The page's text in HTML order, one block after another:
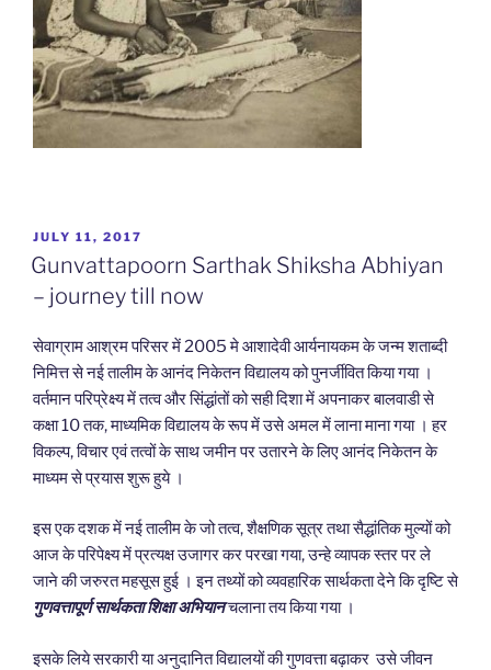
POSTED
ON
JULY 11, 2017
Gunvattapoorn Sarthak Shiksha Abhiyan
– journey till now
सेवाग्राम आश्रम परिसर में 2005 मे आशादेवी आर्यनायकम के जन्म शताब्दी
निमित्त से नई तालीम के आनंद निकेतन विद्यालय को पुनर्जीवित किया गया ।
वर्तमान परिप्रेक्ष्य में तत्व और सिंद्धांतों को सही दिशा में अपनाकर बालवाडी से
कक्षा 10 तक, माध्यमिक विद्यालय के रूप में उसे अमल में लाना माना गया । हर
विकल्प, विचार एवं तत्वों के साथ जमीन पर उतारने के लिए आनंद निकेतन के
माध्यम से प्रयास शुरू हुये ।
इस एक दशक में नई तालीम के जो तत्व, शैक्षणिक सूत्र तथा सैद्धांतिक मुल्यों को
आज के परिपेक्ष्य में प्रत्यक्ष उजागर कर परखा गया, उन्हे व्यापक स्तर पर ले
जाने की जरुरत महसूस हुई । इन तथ्यों को व्यवहारिक सार्थकता देने कि दृष्टि से
गुणवत्तापूर्णसार्थकता शिक्षा अभियानचलाना तय किया गया ।
इसके लिये सरकारी या अनुदानित विद्यालयों की गुणवत्ता बढ़ाकर उसे जीवन